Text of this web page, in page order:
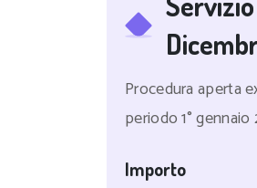
Procedura aperta
periodo 1°
Importo